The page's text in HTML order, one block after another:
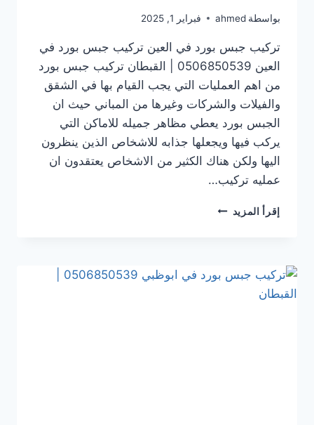
بواسطة ahmed فبراير 1, 2025
تركيب جبس بورد في العين تركيب جبس بورد في
العين 0506850539 | القبطان تركيب جبس بورد
من اهم العمليات التي يجب القيام بها في الشقق
والفيلات والشركات وغيرها من المباني حيث ان
الجبس بورد يعطي مظاهر جميله للاماكن التي
يركب فيها ويجعلها جذابه للاشخاص الذين ينظرون
اليها ولكن هناك الكثير من الاشخاص يعتقدون ان
عمليه تركيب…
إقرأ المزيد تركيب
|